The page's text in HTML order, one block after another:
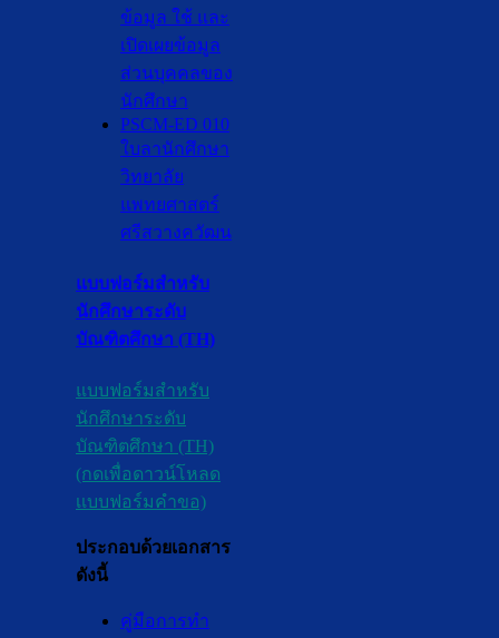
ข้อมูล ใช้ และ
เปิดเผยข้อมูล
ส่วนบุคคลของ
นักศึกษา
PSCM-ED 010
ใบลานักศึกษา
วิทยาลัย
แพทยศาสตร์
ศรีสวางควัฒน
แบบฟอร์มสำหรับ
นักศึกษาระดับ
บัณฑิตศึกษา (TH)
แบบฟอร์มสำหรับ
นักศึกษาระดับ
บัณฑิตศึกษา (TH)
(กดเพื่อดาวน์โหลด
เเบบฟอร์มคำขอ)
ประกอบด้วยเอกสาร
ดังนี้
คู่มือการทำ